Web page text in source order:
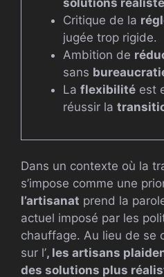
solutions
Critique de la
jugée trop rigide.
Ambition de
sans
La flexibilitéest
réussir la
Dans un contexte où la
s’impose comme une
l’artisanat prend la
actuel imposé par les
chauffage. Au lieu de se
sur l’, les artisans
des solutions plus